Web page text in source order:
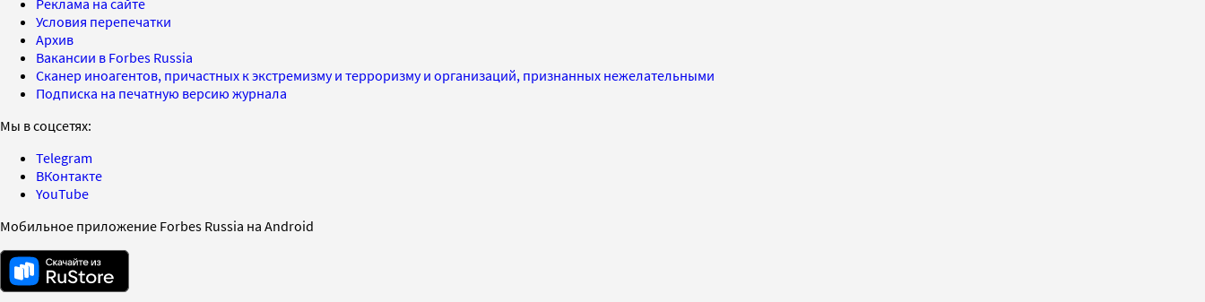
Условия перепечатки
Архив
Вакансии в Forbes Russia
Сканер иноагентов, причастных к экстремизму и терроризму и организаций, признанных нежелательными
Подписка на печатную версию журнала
Мы в соцсетях:
Telegram
ВКонтакте
YouTube
Мобильное приложение Forbes Russia на Android